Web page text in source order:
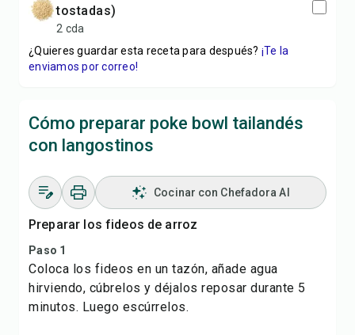
tostadas)
2 cda
¿Quieres guardar esta receta para después? ¡Te la
enviamos por correo!
Cómo preparar poke bowl tailandés
con langostinos
Cocinar con Chefadora AI
Preparar los fideos de arroz
Paso 1
Coloca los fideos en un tazón, añade agua
hirviendo, cúbrelos y déjalos reposar durante 5
minutos. Luego escúrrelos.